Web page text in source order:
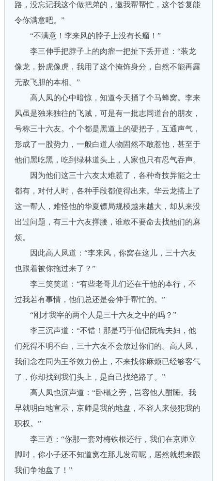
路，没忘记我这个做把弟的，邀我帮帮忙，这个答复能
令你满意吧。”
“不满意！李来风的脖子上没有长瘤！”
李三伸手把脖子上的肉瘤一把扯下丢开道：“装龙
像龙，扮虎像虎，我用了这个掩饰身分，自然不能再露
无敌飞胆的本相。”
高人凤的心中暗惊，知道今天捅了个马蜂窝。李来
风虽是独来独往的飞贼，可是有一批志同道台的朋友，
号称三十六友。个个都是黑道上的硬把子，互通声气，
形成了一股势力，一般白道人物固然不敢惹他，甚至于
他们黑吃黑，吃到绿林道头上，人家也只有忍气吞声。
因为他们这三十六友太难惹了，各种奇技异能之士
都有，对付人时，各种手段都使得出来。华云龙搭上了
这一帮人，难怪他的华夏镖局规模越来越大，却从来没
出过问题，有三十六友撑腰，谁敢不要命去找他们的麻
烦。
因此高人凤道：“李来风，你窝在这儿，三十六友
也跟着被你拖过来了？”
李三笑笑道：“有些老哥儿们还在干他的本行，不
过我若有事情，他们总还是会伸手帮忙的。”
“刚才我宰的两个人是三十六友之中的吗？”
李三沉声道：“不错！那是巧手仙侣阮梅夫妇，他
们死得不明不白，三十六友不会放过你们的。高人凤，
我们念在同为王爷效力份上，不来找你麻烦已经够客气
了，你却找到我们头上，是自己找绝路了。”
高人凤也沉声道：“卧榻之旁，岂容他人酣睡。我
早就明白地宣示，京师是我的地盘，不容人来侵犯我的
职权。”
李三道：“你那一套对梅铁根还行，我们在京师立
脚时，你小子还不知道窝在那儿发霉呢，居然就想来跟
我们争地盘了！”